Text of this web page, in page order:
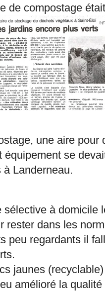
de compostage
une aire pour
équipement se
Landerneau.
sélective à domicile
rester dans les
peu regardants il
jaunes
amélioré la